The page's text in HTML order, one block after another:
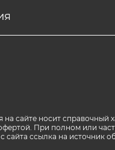
сайте носит справочный
При полном или
сайта ссылка на источник